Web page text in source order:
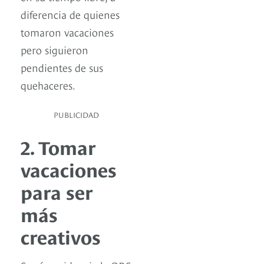
diferencia de quienes
tomaron vacaciones
pero siguieron
pendientes de sus
quehaceres.
PUBLICIDAD
2. Tomar
vacaciones
para ser
más
creativos